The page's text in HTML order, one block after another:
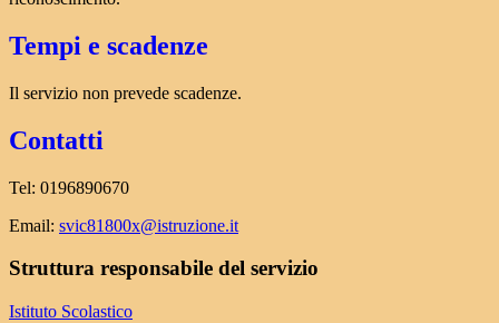
Tempi e scadenze
Il servizio non prevede scadenze.
Contatti
Tel: 0196890670
Email: svic81800x@istruzione.it
Struttura responsabile del servizio
Istituto Scolastico